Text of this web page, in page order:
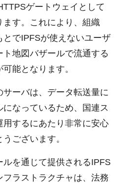
ゲートウェイとして
ます。これにより、組織
でIPFSが使えないユーザ
地図バザールで流通する
能となります。
ーバは、データ転送量に
なっているため、国連ス
するにあたり非常に安心
ございます。
ルを通じて提供されるIPFS
ラストラクチャは、法務